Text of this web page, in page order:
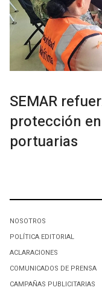
SEMAR
protección
portuarias
NOSOTROS
POLÍTICA EDITORIAL
ACLARACIONES
COMUNICADOS DE PRENSA
CAMPAÑAS PUBLICITARIAS